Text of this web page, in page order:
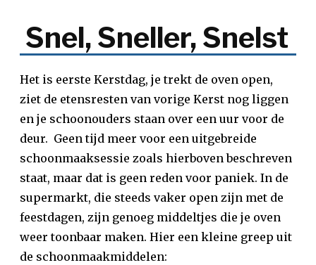
Snel, Sneller, Snelst
Het is eerste Kerstdag, je trekt de oven open,
ziet de etensresten van vorige Kerst nog liggen
en je schoonouders staan over een uur voor de
deur. Geen tijd meer voor een uitgebreide
schoonmaaksessie zoals hierboven beschreven
staat, maar dat is geen reden voor paniek. In de
supermarkt, die steeds vaker open zijn met de
feestdagen, zijn genoeg middeltjes die je oven
weer toonbaar maken. Hier een kleine greep uit
de schoonmaakmiddelen: